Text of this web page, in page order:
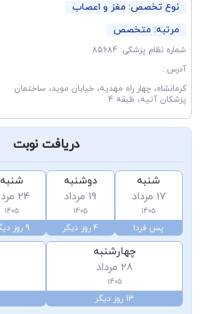
نوع تخصص: مغز و اعصاب
مرتبه: متخصص
شماره نظام پزشکی: 85684
آدرس :
کرمانشاه، چهار راه مهدیه، خیابان موید، ساختمان
پزشکان آتیه، طبقه 4
دریافت نوبت
شنبه
17 مرداد
1405
پس فردا
دوشنبه
19 مرداد
1405
4 روز دیگر
شنبه
24 مرداد
1405
9 روز دیگر
چهارشنبه
28 مرداد
1405
13 روز دیگر